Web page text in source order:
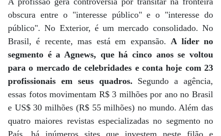
obscura entre o "interesse público" e o "interesse do
público". No Exterior, é um mercado consolidado. No
Brasil, é recente, mas está em expansão. A líder no
segmento é a Agnews, que há cinco anos se voltou
para o mercado de celebridades e conta hoje com 23
profissionais em seus quadros. Segundo a agência,
essas fotos movimentam R$ 3 milhões por ano no Brasil
e US$ 30 milhões (R$ 55 milhões) no mundo. Além das
quatro maiores revistas especializadas no segmento no
País, há inúmeros sites que investem neste filão e